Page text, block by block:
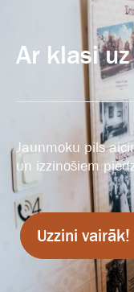
Ar klasi
Jaunmoku pils
un izzinošiem
Uzzini vairāk!